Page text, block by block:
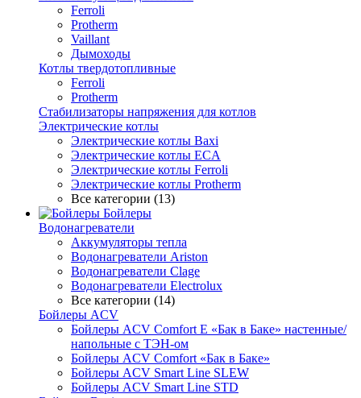
Ferroli
Protherm
Vaillant
Дымоходы
Котлы твердотопливные
Ferroli
Protherm
Стабилизаторы напряжения для котлов
Электрические котлы
Электрические котлы Baxi
Электрические котлы ECA
Электрические котлы Ferroli
Электрические котлы Protherm
Все категории (13)
Бойлеры
Водонагреватели
Аккумуляторы тепла
Водонагреватели Ariston
Водонагреватели Clage
Водонагреватели Electrolux
Все категории (14)
Бойлеры ACV
Бойлеры ACV Comfort E «Бак в Баке» настенные/
напольные c ТЭН-ом
Бойлеры ACV Comfort «Бак в Баке»
Бойлеры ACV Smart Line SLEW
Бойлеры ACV Smart Line STD